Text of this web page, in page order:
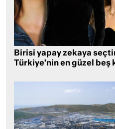
Birisi yapay zekaya
Türkiye’nin en güzel beş